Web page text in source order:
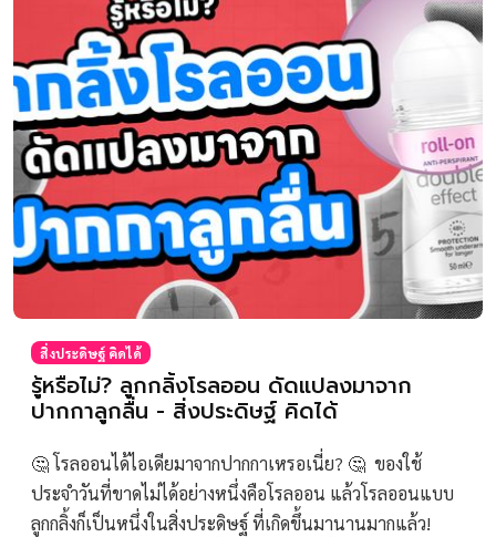
สิ่งประดิษฐ์ คิดได้
รู้หรือไม่? ลูกกลิ้งโรลออน ดัดแปลงมาจาก
ปากกาลูกลื่น - สิ่งประดิษฐ์ คิดได้
🤔 โรลออนได้ไอเดียมาจากปากกาเหรอเนี่ย? 🤔 ของใช้
ประจำวันที่ขาดไม่ได้อย่างหนึ่งคือโรลออน แล้วโรลออนแบบ
ลูกกลิ้งก็เป็นหนึ่งในสิ่งประดิษฐ์ ที่เกิดขึ้นมานานมากแล้ว!